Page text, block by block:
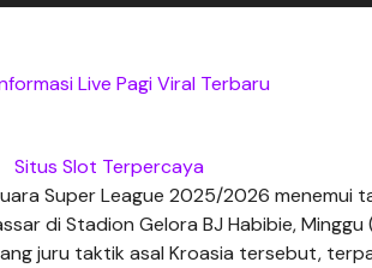
Live Pagi Viral Terbaru
Situs Slot Terpercaya
Super League 2025/2026 menemui
di Stadion Gelora BJ Habibie,
juru taktik asal Kroasia tersebut,